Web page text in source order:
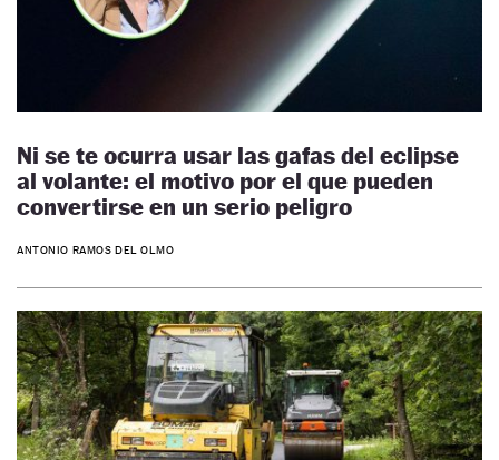
Ni se te ocurra usar las gafas del eclipse
al volante: el motivo por el que pueden
convertirse en un serio peligro
ANTONIO RAMOS DEL OLMO